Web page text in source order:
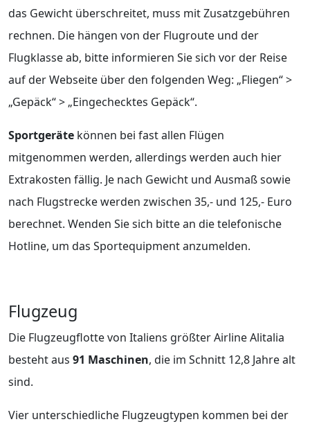
das Gewicht überschreitet, muss mit Zusatzgebühren
rechnen. Die hängen von der Flugroute und der
Flugklasse ab, bitte informieren Sie sich vor der Reise
auf der Webseite über den folgenden Weg: „Fliegen“ >
„Gepäck“ > „Eingechecktes Gepäck“.
Sportgeräte können bei fast allen Flügen
mitgenommen werden, allerdings werden auch hier
Extrakosten fällig. Je nach Gewicht und Ausmaß sowie
nach Flugstrecke werden zwischen 35,- und 125,- Euro
berechnet. Wenden Sie sich bitte an die telefonische
Hotline, um das Sportequipment anzumelden.
Flugzeug
Die Flugzeugflotte von Italiens größter Airline Alitalia
besteht aus 91 Maschinen, die im Schnitt 12,8 Jahre alt
sind.
Vier unterschiedliche Flugzeugtypen kommen bei der